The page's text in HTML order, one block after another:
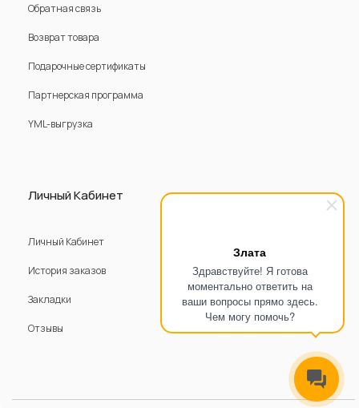
Злата
Здравствуйте! Я готова
моментально ответить на
ваши вопросы прямо здесь.
Чем могу помочь?
Обратная связь
Возврат товара
Подарочные сертификаты
Партнерская программа
YML-выгрузка
Личный Кабинет
Личный Кабинет
История заказов
Закладки
Отзывы